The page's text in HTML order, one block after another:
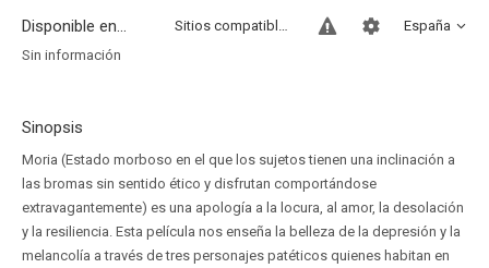
Disponible en... España
Sitios compatibles
Sin información
Sinopsis
Moria (Estado morboso en el que los sujetos tienen una inclinación a
las bromas sin sentido ético y disfrutan comportándose
extravagantemente) es una apología a la locura, al amor, la desolación
y la resiliencia. Esta película nos enseña la belleza de la depresión y la
melancolía a través de tres personajes patéticos quienes habitan en